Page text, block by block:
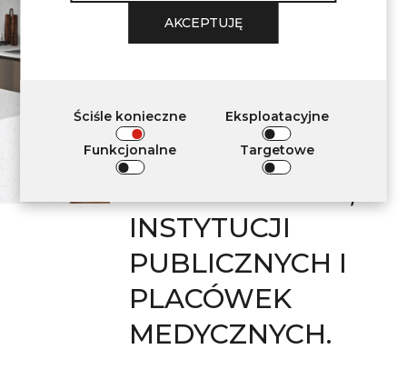
WYMAGANIOM
DOTYCZĄCYM
DEKORACJI
WNĘTRZ
INSTYTUCJI
PUBLICZNYCH I
PLACÓWEK
MEDYCZNYCH.
AKCEPTUJĘ
Ściśle konieczne Eksploatacyjne
Funkcjonalne Targetowe